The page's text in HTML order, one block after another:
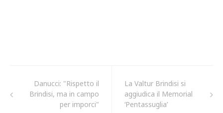
Danucci: "Rispetto il
Brindisi, ma in campo
per imporci"
La Valtur Brindisi si
aggiudica il Memorial
‘Pentassuglia’